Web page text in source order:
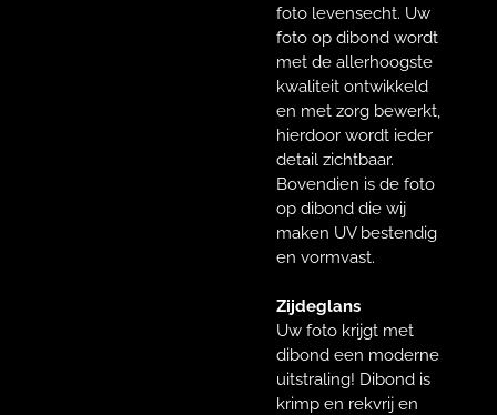
foto levensecht. Uw
foto op dibond wordt
met de allerhoogste
kwaliteit ontwikkeld
en met zorg bewerkt,
hierdoor wordt ieder
detail zichtbaar.
Bovendien is de foto
op dibond die wij
maken UV bestendig
en vormvast.
Zijdeglans
Uw foto krijgt met
dibond een moderne
uitstraling! Dibond is
krimp en rekvrij en